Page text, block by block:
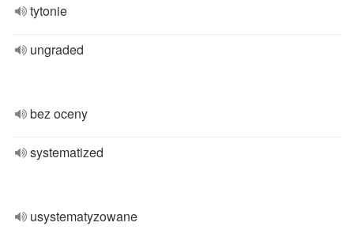
tytonie
ungraded
bez oceny
systematized
usystematyzowane